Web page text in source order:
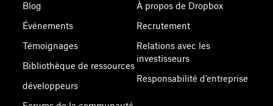
Blog
Événements
Témoignages
Bibliothèque de ressources
développeurs
À propos de Dropbox
Recrutement
Relations avec les
investisseurs
Responsabilité d’entreprise